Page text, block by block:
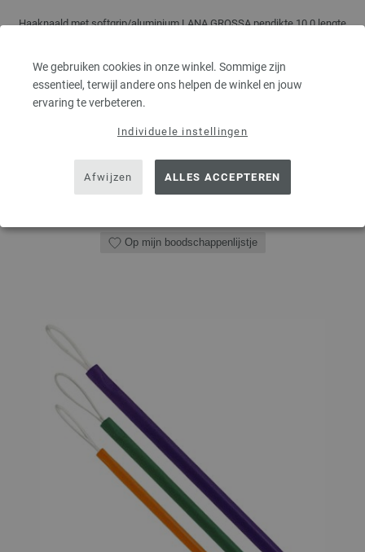
We gebruiken cookies in onze winkel. Sommige zijn
essentieel, terwijl andere ons helpen de winkel en jouw
ervaring te verbeteren.
Individuele instellingen
Afwijzen ALLES ACCEPTEREN
Haaknaald met softgrip/aluminium LANA GROSSA pendikte 10,0 lengte
3,32 €
3,88 $ excl. btw, excl. verzendkosten
IN MIJN WINKELMANDJE
Op mijn boodschappenlijstje